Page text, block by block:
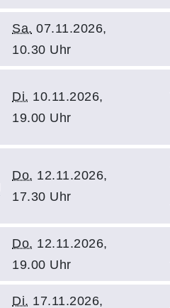
Sa. 07.11.2026,
10.30 Uhr
Di. 10.11.2026,
19.00 Uhr
Do. 12.11.2026,
17.30 Uhr
Do. 12.11.2026,
19.00 Uhr
Di. 17.11.2026,